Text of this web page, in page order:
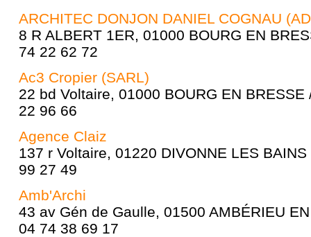
ARCHITEC DONJON DANIEL COGNAU
8 R ALBERT 1ER, 01000 BOURG EN
74 22 62 72
Ac3 Cropier (SARL)
22 bd Voltaire, 01000 BOURG EN
22 96 66
Agence Claiz
137 r Voltaire, 01220 DIVONNE LES
99 27 49
Amb'Archi
43 av Gén de Gaulle, 01500 AMBÉRIEU
04 74 38 69 17